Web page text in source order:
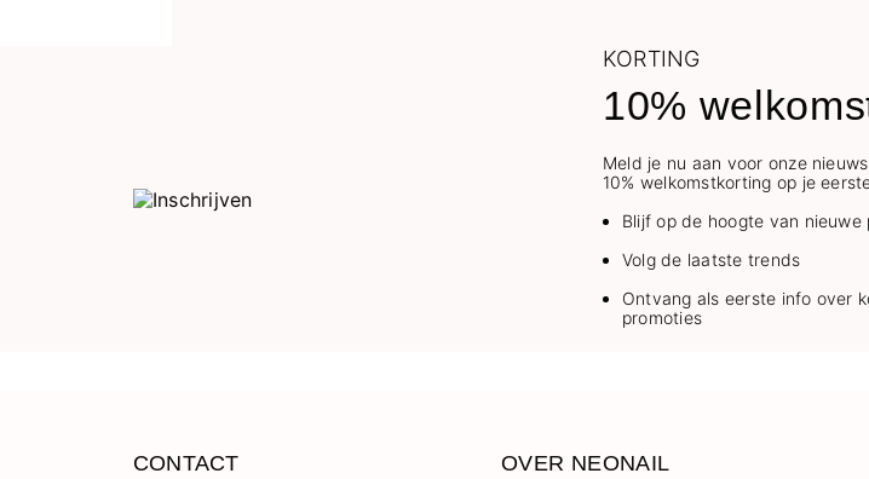
KORTING
10%
Meld je nu aan voor onze
10% welkomstkorting op je
Blijf op de hoogte van nieuwe
Volg de laatste trends
Ontvang als eerste info over
promoties
CONTACT OVER NEONAIL